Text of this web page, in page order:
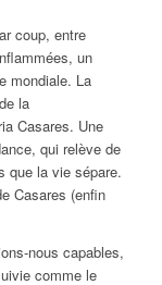
coup, entre
un
mondiale. La
la
Casares. Une
qui relève de
que la vie sépare.
Casares (enfin
nous capables,
comme le